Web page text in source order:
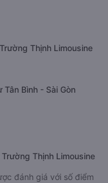
Thịnh Limousine
Bình - Sài Gòn
Thịnh Limousine
đánh giá với số điểm